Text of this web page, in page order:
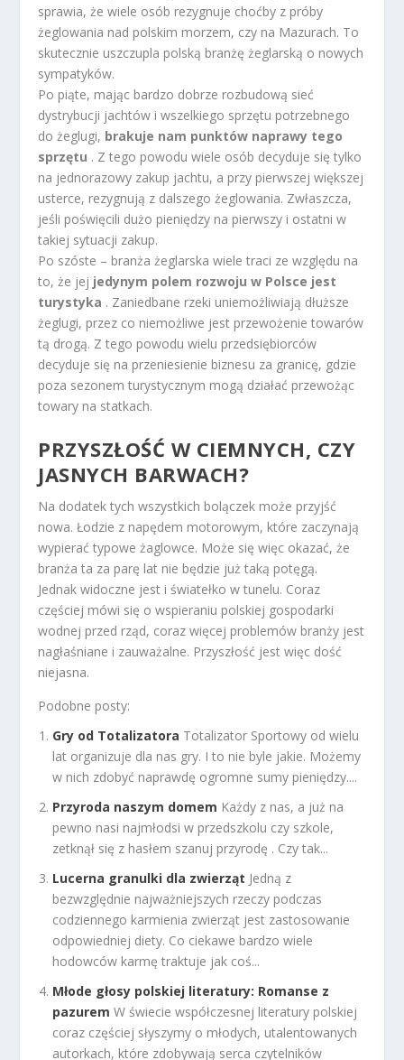
sprawia, że wiele osób rezygnuje choćby z próby
żeglowania nad polskim morzem, czy na Mazurach. To
skutecznie uszczupla polską branżę żeglarską o nowych
sympatyków.
Po piąte, mając bardzo dobrze rozbudową sieć
dystrybucji jachtów i wszelkiego sprzętu potrzebnego
do żeglugi, brakuje nam punktów naprawy tego
sprzętu . Z tego powodu wiele osób decyduje się tylko
na jednorazowy zakup jachtu, a przy pierwszej większej
usterce, rezygnują z dalszego żeglowania. Zwłaszcza,
jeśli poświęcili dużo pieniędzy na pierwszy i ostatni w
takiej sytuacji zakup.
Po szóste – branża żeglarska wiele traci ze względu na
to, że jej jedynym polem rozwoju w Polsce jest
turystyka . Zaniedbane rzeki uniemożliwiają dłuższe
żeglugi, przez co niemożliwe jest przewożenie towarów
tą drogą. Z tego powodu wielu przedsiębiorców
decyduje się na przeniesienie biznesu za granicę, gdzie
poza sezonem turystycznym mogą działać przewożąc
towary na statkach.
PRZYSZŁOŚĆ W CIEMNYCH, CZY
JASNYCH BARWACH?
Na dodatek tych wszystkich bolączek może przyjść
nowa. Łodzie z napędem motorowym, które zaczynają
wypierać typowe żaglowce. Może się więc okazać, że
branża ta za parę lat nie będzie już taką potęgą.
Jednak widoczne jest i światełko w tunelu. Coraz
częściej mówi się o wspieraniu polskiej gospodarki
wodnej przed rząd, coraz więcej problemów branży jest
nagłaśniane i zauważalne. Przyszłość jest więc dość
niejasna.
Podobne posty:
Gry od Totalizatora Totalizator Sportowy od wielu
lat organizuje dla nas gry. I to nie byle jakie. Możemy
w nich zdobyć naprawdę ogromne sumy pieniędzy....
Przyroda naszym domem Każdy z nas, a już na
pewno nasi najmłodsi w przedszkolu czy szkole,
zetknął się z hasłem szanuj przyrodę . Czy tak...
Lucerna granulki dla zwierząt Jedną z
bezwzględnie najważniejszych rzeczy podczas
codziennego karmienia zwierząt jest zastosowanie
odpowiedniej diety. Co ciekawe bardzo wiele
hodowców karmę traktuje jak coś...
Młode głosy polskiej literatury: Romanse z
pazurem W świecie współczesnej literatury polskiej
coraz częściej słyszymy o młodych, utalentowanych
autorkach, które zdobywają serca czytelników